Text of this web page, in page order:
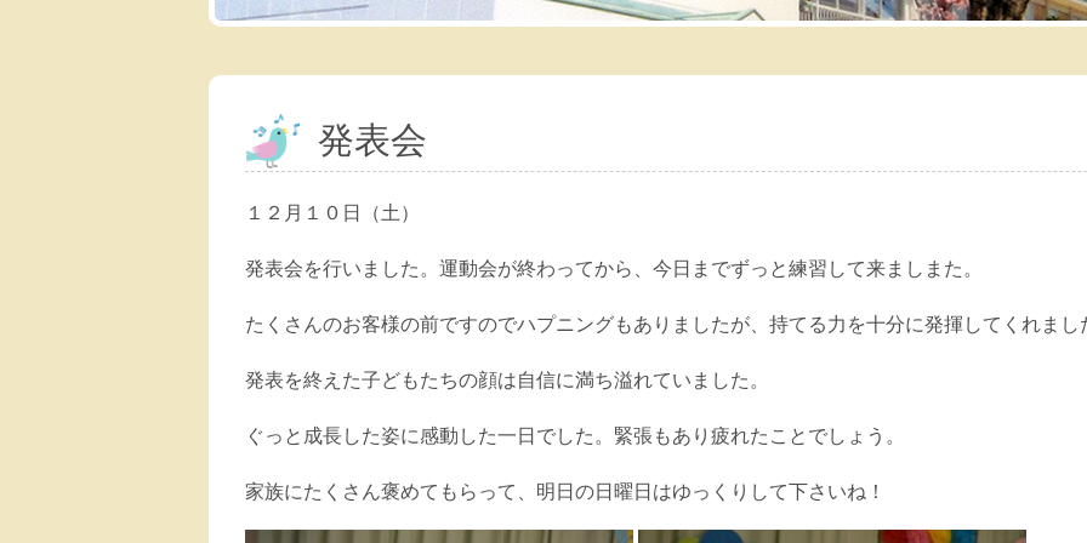
発表会
１２月１０日（土）
発表会を行いました。運動会が終わってから、今日までずっと練習して来ましまた。
たくさんのお客様の前ですのでハプニングもありましたが、持てる力を十分に発揮してくれまし
発表を終えた子どもたちの顔は自信に満ち溢れていました。
ぐっと成長した姿に感動した一日でした。緊張もあり疲れたことでしょう。
家族にたくさん褒めてもらって、明日の日曜日はゆっくりして下さいね！